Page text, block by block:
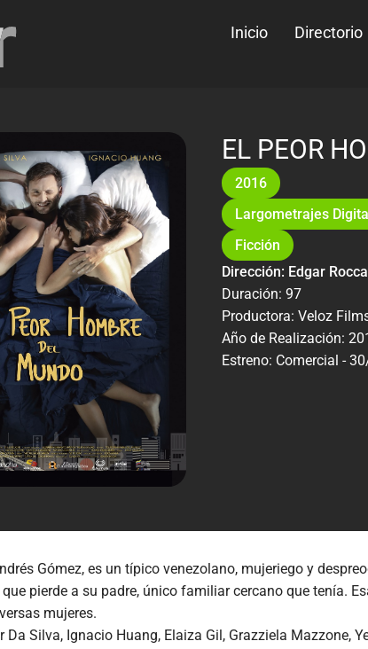
Inicio Directorio
EL PEOR
2016
Largometrajes
Ficción
Dirección: Edgar
Duración: 97
Productora: Veloz
Año de Realización:
Estreno: Comercial -
Gómez, es un típico venezolano, mujeriego y
pierde a su padre, único familiar cercano que tenía.
mujeres.
Da Silva, Ignacio Huang, Elaiza Gil, Grazziela